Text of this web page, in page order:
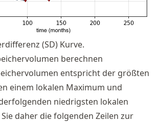
(SD) Kurve.
berechnen
entspricht der größten
einem lokalen Maximum und
niedrigsten lokalen
daher die folgenden Zeilen zur